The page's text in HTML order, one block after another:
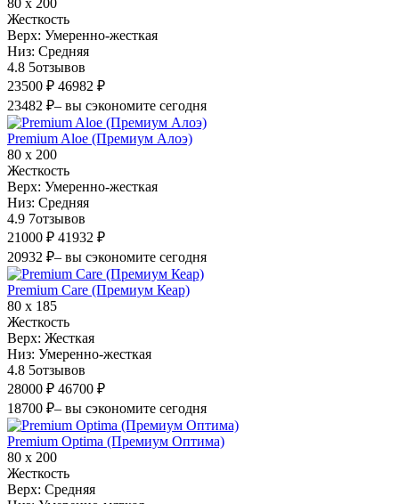
Жесткость
Верх: Умеренно-жесткая
Низ: Средняя
4.8 5отзывов
23500 ₽ 46982 ₽
23482 ₽– вы сэкономите сегодня
Premium Aloe (Премиум Алоэ)
80 х 200
Жесткость
Верх: Умеренно-жесткая
Низ: Средняя
4.9 7отзывов
21000 ₽ 41932 ₽
20932 ₽– вы сэкономите сегодня
Premium Care (Премиум Кеар)
80 х 185
Жесткость
Верх: Жесткая
Низ: Умеренно-жесткая
4.8 5отзывов
28000 ₽ 46700 ₽
18700 ₽– вы сэкономите сегодня
Premium Optima (Премиум Оптима)
80 х 200
Жесткость
Верх: Средняя